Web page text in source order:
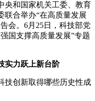
和国家机关工委、教育
联合举办“在高质量发展
会。6月25日，科技部党
国支撑高质量发展”专题
力跃上新台阶
创新取得哪些历史性成